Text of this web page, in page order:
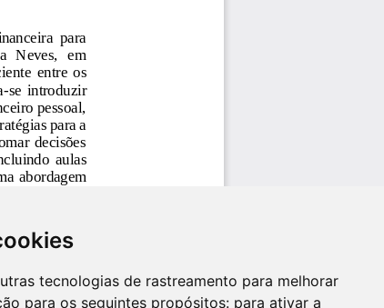
tecnologias de rastreamento para melhorar
para os seguintes propósitos: para ativar a